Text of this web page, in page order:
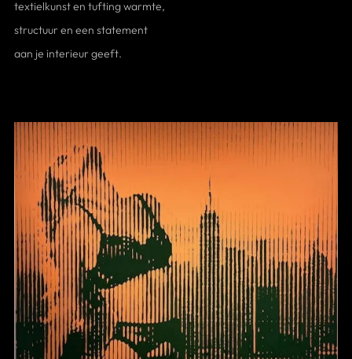
textielkunst en tufting warmte,
structuur en een statement
aan je interieur geeft.